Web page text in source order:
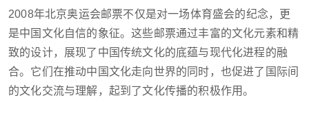
2008年北京奥运会邮票不仅是对一场体育盛会的纪念，更
是中国文化自信的象征。这些邮票通过丰富的文化元素和精
致的设计，展现了中国传统文化的底蕴与现代化进程的融
合。它们在推动中国文化走向世界的同时，也促进了国际间
的文化交流与理解，起到了文化传播的积极作用。